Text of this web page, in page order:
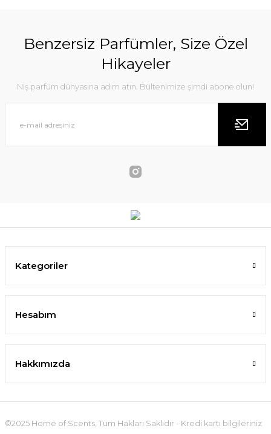
Benzersiz Parfümler, Size Özel
Hikayeler
Niş parfüm dünyasına adım atın. Bültenimize şimdi abone olun!
Kategoriler
Hesabım
Hakkımızda
©2025 Home of Scents, Tüm Hakları Saklıdır - Kredi kartı bilgileriniz